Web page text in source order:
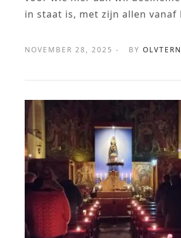
in staat is, met zijn allen vanaf
NOVEMBER 28, 2025 - BY